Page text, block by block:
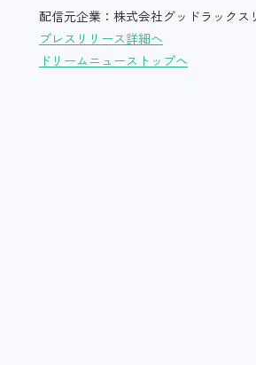
配信元企業：株式会社グッドラックス
プレスリリース詳細へ
ドリームニューストップへ